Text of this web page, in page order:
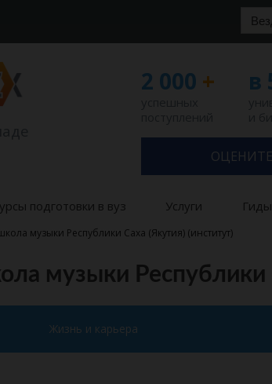
2 000 + в
подготовки в вуз Услуги
музыки Республики Саха (Якутия) (институт)
музыки Республики
Жизнь и карьера